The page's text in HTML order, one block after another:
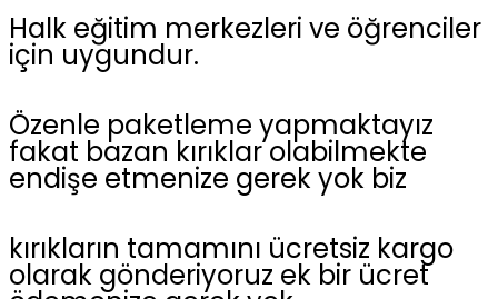
Halk eğitim merkezleri ve öğrenciler
için uygundur.
Özenle paketleme yapmaktayız
fakat bazan kırıklar olabilmekte
endişe etmenize gerek yok biz
kırıkların tamamını ücretsiz kargo
olarak gönderiyoruz ek bir ücret